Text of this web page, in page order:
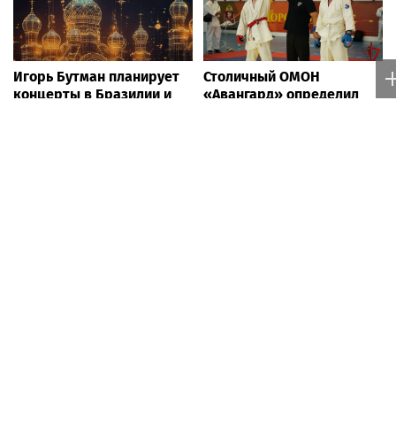
Игорь Бутман планирует
концерты в Бразилии и
Столичный ОМОН
«Авангард» определил